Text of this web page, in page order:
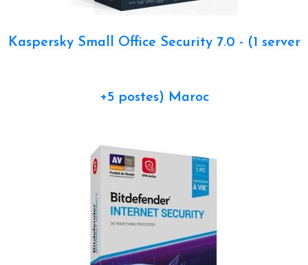
Kaspersky Small Office Security 7.0 - (1 server
+5 postes) Maroc